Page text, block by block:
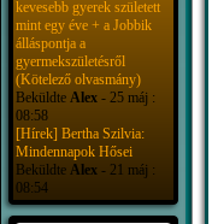
kevesebb gyerek született
mint egy éve + a Jobbik
álláspontja a
gyermekszületésről
(Kötelező olvasmány)
Beküldte Alex - 25 máj :
08:58
[Hírek] Bertha Szilvia:
Mindennapok Hősei
Beküldte Alex - 21 máj :
08:54